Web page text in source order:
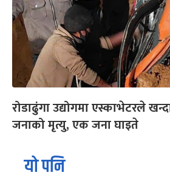
रोडाढुंगा उद्योगमा एस्काभेटरले
जनाको मृत्यु, एक जना घाइते
यो पनि